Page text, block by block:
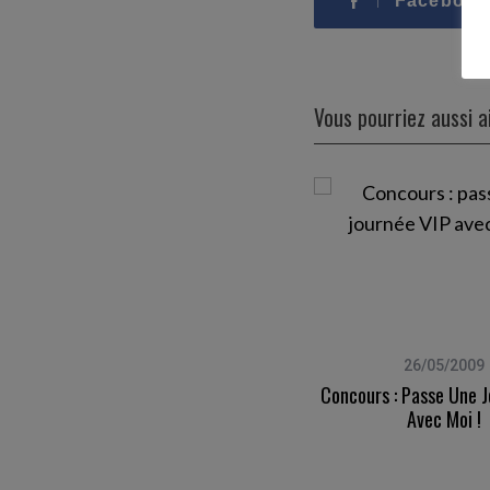
Vous pourriez aussi
26/05/2009
Concours : Passe Une
Avec Moi !